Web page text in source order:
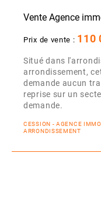
Vente Agence
Prix de vente : 110
Situé dans
arrondissement,
demande aucun
reprise sur un
demande.
CESSION - AGENCE
ARRONDISSEMENT